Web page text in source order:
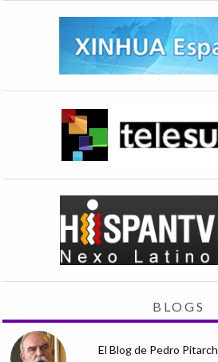
BLOGS
El Blog de Pedro Pitarch